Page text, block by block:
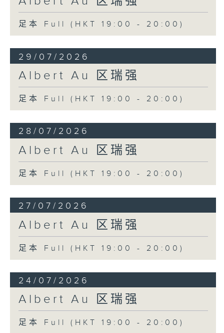
足本 Full (HKT 19:00 - 20:00)
29/07/2026
Albert Au 区瑞强
足本 Full (HKT 19:00 - 20:00)
28/07/2026
Albert Au 区瑞强
足本 Full (HKT 19:00 - 20:00)
27/07/2026
Albert Au 区瑞强
足本 Full (HKT 19:00 - 20:00)
24/07/2026
Albert Au 区瑞强
足本 Full (HKT 19:00 - 20:00)